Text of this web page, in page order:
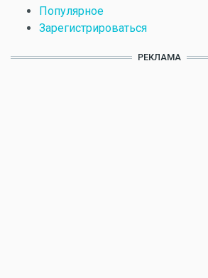
Популярное
Зарегистрироваться
РЕКЛАМА